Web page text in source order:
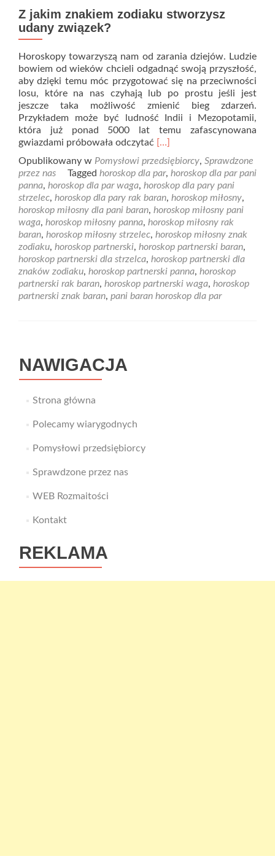
Z jakim znakiem zodiaku stworzysz
udany związek?
Horoskopy towarzyszą nam od zarania dziejów. Ludzie
bowiem od wieków chcieli odgadnąć swoją przyszłość,
aby dzięki temu móc przygotować się na przeciwności
losu, które na nas czyhają lub po prostu jeśli jest
jeszcze taka możliwość zmienić bieg zdarzeń.
Przykładem może być ludność Indii i Mezopotamii,
która już ponad 5000 lat temu zafascynowana
gwiazdami próbowała odczytać Read
about
Z
jakim
znakiem
zodiaku
stworzysz
udany
związek?
[…]
Opublikowany w Pomysłowi przedsiębiorcy, Sprawdzone
przez nas
Tagged horoskop dla par, horoskop dla par pani
panna, horoskop dla par waga, horoskop dla pary pani
strzelec, horoskop dla pary rak baran, horoskop miłosny,
horoskop miłosny dla pani baran, horoskop miłosny pani
waga, horoskop miłosny panna, horoskop miłosny rak
baran, horoskop miłosny strzelec, horoskop miłosny znak
zodiaku, horoskop partnerski, horoskop partnerski baran,
horoskop partnerski dla strzelca, horoskop partnerski dla
znaków zodiaku, horoskop partnerski panna, horoskop
partnerski rak baran, horoskop partnerski waga, horoskop
partnerski znak baran, pani baran horoskop dla par
NAWIGACJA
Strona główna
Polecamy wiarygodnych
Pomysłowi przedsiębiorcy
Sprawdzone przez nas
WEB Rozmaitości
Kontakt
REKLAMA